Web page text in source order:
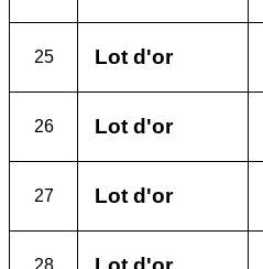
25 Lot d'or
26 Lot d'or
27 Lot d'or
28